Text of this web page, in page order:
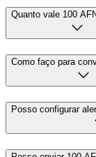
Quanto vale 100
Como faço para
Posso configurar